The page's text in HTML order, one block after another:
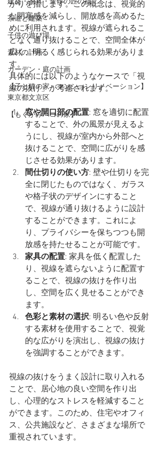
建築・家具・造作の匠の技
茶道と建築
子供の遊び場
素材の計画
ガーデン・庭の計画
【子と猫の家・マンションリノベーション】
東京都文京区
【もくかみハコの家】
がりを指します。この概念は、視覚的
な閉塞感を減らし、開放感を高めるた
めに利用されます。視線が遮られるこ
となく通り抜けることで、空間全体が
広く、明るく感じられる効果がありま
す。
具体的には以下のようなケースで「視
線の抜け」が考慮されます。
窓や開口部の配置: 窓を適切に配置
することで、外の風景が見えるよ
うにし、視線が室内から外部へと
抜けることで、空間に広がりを感
じさせる効果があります。
間仕切りの使い方: 壁や仕切りを完
全に閉じたものではなく、ガラス
や格子状のデザインにすること
で、視線が通り抜けるように設計
することができます。これによ
り、プライバシーを保ちつつも開
放感を持たせることが可能です。
家具の配置: 家具を低く配置した
り、視線を遮らないように配置す
ることで、視線の抜けを作り出
し、空間を広く見せることができ
ます。
色彩と素材の選択: 明るい色や反射
する素材を使用することで、視覚
的な広がりを演出し、視線の抜け
を強調することができます。
視線の抜けをうまく設計に取り入れる
ことで、居心地の良い空間を作り出
し、心理的なストレスを軽減すること
ができます。このため、住宅やオフィ
ス、公共施設など、さまざまな場所で
重視されています。